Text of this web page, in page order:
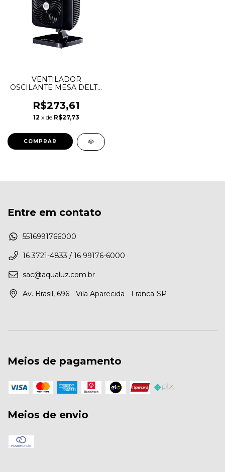
VENTILADOR
OSCILANTE MESA DELTA
R$273,61
12 x de R$27,73
Entre em contato
5516991766000
16 3721-4833 / 16 99176-6000
sac@aqualuz.com.br
Av. Brasil, 696 - Vila Aparecida - Franca-SP
Meios de pagamento
Meios de envio